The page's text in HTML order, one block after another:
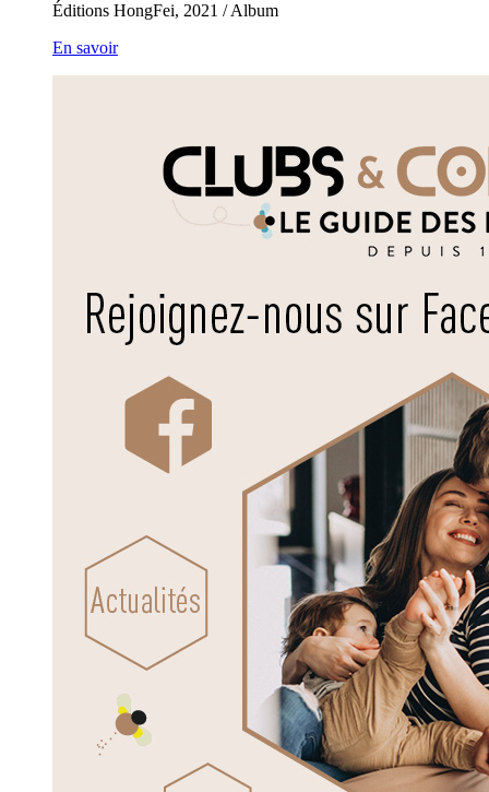
Éditions HongFei, 2021 / Album
En savoir